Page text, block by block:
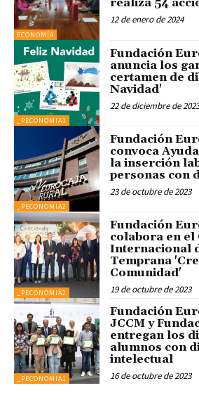
ECONOMÍA
realiza 54
12 de enero de 2024
_PECONOMIA1
Fundación
anuncia los
certamen de
Navidad'
22 de diciembre de
_PECONOMIA2
Fundación
convoca
la inserción
personas con
23 de octubre de 2023
_PECONOMIA2
Fundación
colabora en el
Internacional
Temprana
Comunidad'
19 de octubre de 2023
_PECONOMIA1
Fundación
JCCM y
entregan los
alumnos con
intelectual
16 de octubre de 2023